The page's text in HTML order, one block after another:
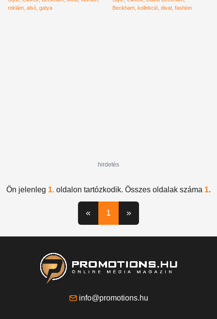
reklám alsó gatya
Beckham kollekció divat fashion
hirdetés
Ön jelenleg 1. oldalon tartózkodik. Összes oldalak száma 1.
« 1 »
info@promotions.hu